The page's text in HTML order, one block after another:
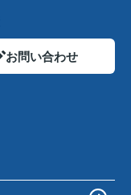
お問い合わせ